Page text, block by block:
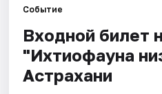
Событие
Входной билет
"Ихтиофауна
Астрахани